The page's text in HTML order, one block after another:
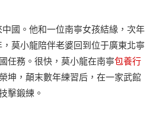
國。他和一位南寧女孩結緣，次年
莫小龍陪伴老婆回到位于廣東北寧
任務。很快，莫小龍在南寧包養行
坤，顛末數年練習后，在一家武館
擊鍛練。